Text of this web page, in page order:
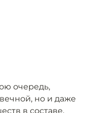
очередь,
но и даже
в составе.